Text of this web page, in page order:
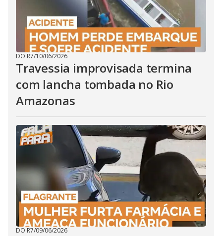
DO R7/10/06/2026
Travessia improvisada termina
com lancha tombada no Rio
Amazonas
DO R7/09/06/2026